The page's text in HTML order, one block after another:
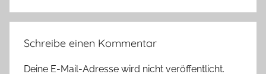
Schreibe einen Kommentar
Deine E-Mail-Adresse wird nicht veröffentlicht.